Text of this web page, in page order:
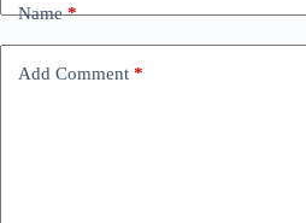
Name*
Add Comment *